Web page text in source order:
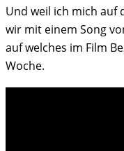
Und weil ich mich auf
wir mit einem Song
auf welches im Film
Woche.